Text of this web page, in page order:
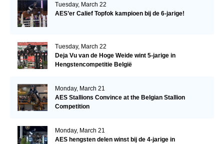
Tuesday, March 22
AES’er Calief Topfok kampioen bij de 6-jarige!
Tuesday, March 22
Deja Vu van de Hoge Weide wint 5-jarige in
Hengstencompetitie België
Monday, March 21
AES Stallions Convince at the Belgian Stallion
Competition
Monday, March 21
AES hengsten delen winst bij de 4-jarige in